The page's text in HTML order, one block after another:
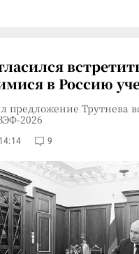
в Россию
предложение Трутнева
2026
9